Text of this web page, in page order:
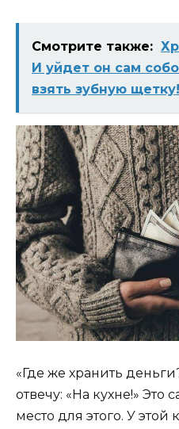
Смотрите также:
И уйдет он сам
взять зубную щетку!
«Где же хранить
отвечу: «На кухне!» Это
место для этого. У